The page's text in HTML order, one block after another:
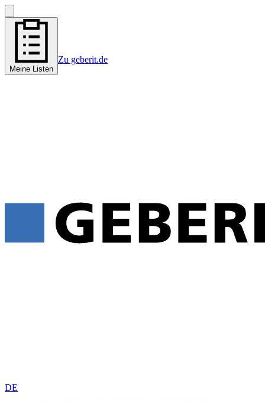
Meine Listen
Zu geberit.de
DE